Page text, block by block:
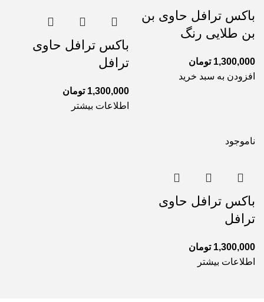
باکس ترافل حاوی بن
بن طلایی رنگ
1,300,000 تومان
افزودن به سبد خرید
باکس ترافل حاوی
ترافل
1,300,000 تومان
اطلاعات بیشتر
ناموجود
باکس ترافل حاوی
ترافل
1,300,000 تومان
اطلاعات بیشتر